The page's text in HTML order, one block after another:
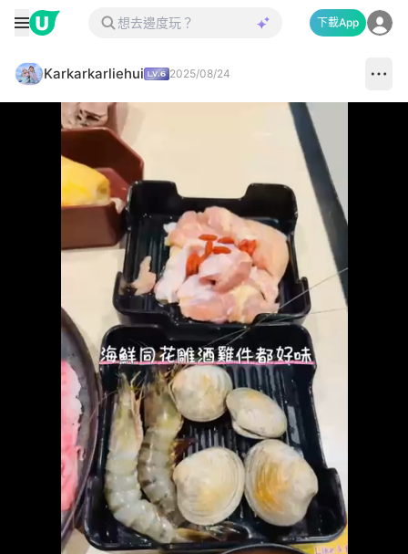
下載App
Karkarkarliehui 2025/08/24